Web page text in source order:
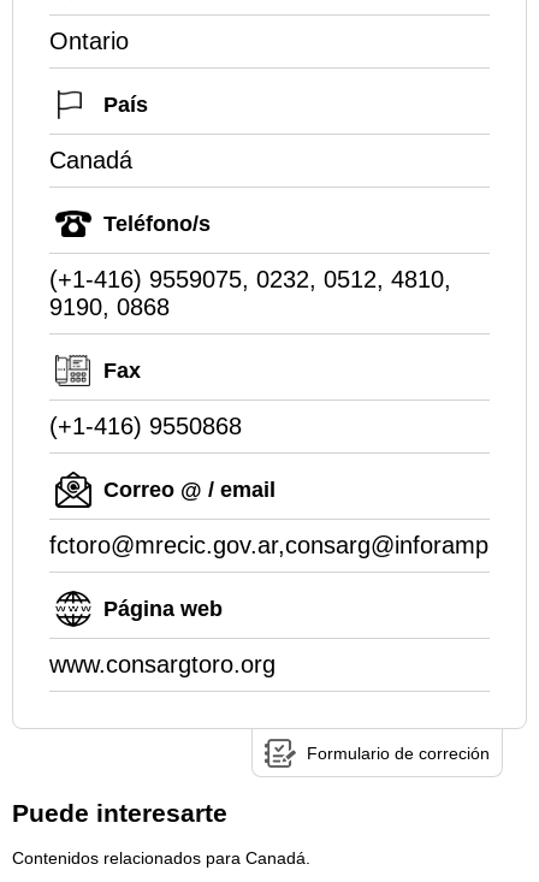
Ontario
País
Canadá
Teléfono/s
(+1-416) 9559075, 0232, 0512, 4810,
9190, 0868
Fax
(+1-416) 9550868
Correo @ / email
fctoro@mrecic.gov.ar,consarg@inforamp.net
Página web
www.consargtoro.org
Formulario de correción
Puede interesarte
Contenidos relacionados para Canadá.